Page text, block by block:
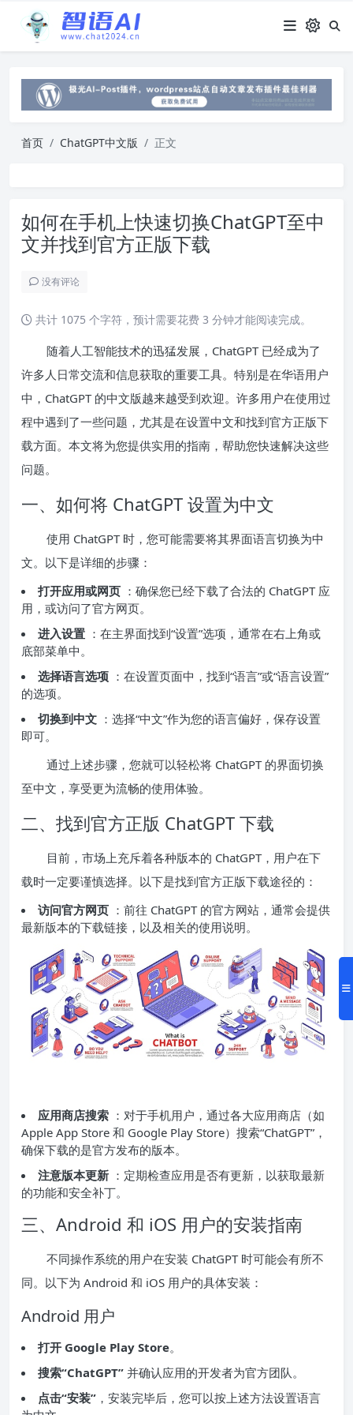
首页 ChatGPT中文版 正文
如何在手机上快速切换ChatGPT至中
文并找到官方正版下载
没有评论
共计 1075 个字符，预计需要花费 3 分钟才能阅读完成。
随着人工智能技术的迅猛发展，ChatGPT 已经成为了
许多人日常交流和信息获取的重要工具。特别是在华语用户
中，ChatGPT 的中文版越来越受到欢迎。许多用户在使用过
程中遇到了一些问题，尤其是在设置中文和找到官方正版下
载方面。本文将为您提供实用的指南，帮助您快速解决这些
问题。
一、如何将 ChatGPT 设置为中文
使用 ChatGPT 时，您可能需要将其界面语言切换为中
文。以下是详细的步骤：
打开应用或网页 ：确保您已经下载了合法的 ChatGPT 应
用，或访问了官方网页。
进入设置 ：在主界面找到“设置”选项，通常在右上角或
底部菜单中。
选择语言选项 ：在设置页面中，找到“语言”或“语言设置”
的选项。
切换到中文 ：选择“中文”作为您的语言偏好，保存设置
即可。
通过上述步骤，您就可以轻松将 ChatGPT 的界面切换
至中文，享受更为流畅的使用体验。
二、找到官方正版 ChatGPT 下载
目前，市场上充斥着各种版本的 ChatGPT，用户在下
载时一定要谨慎选择。以下是找到官方正版下载途径的：
访问官方网页 ：前往 ChatGPT 的官方网站，通常会提供
最新版本的下载链接，以及相关的使用说明。
应用商店搜索 ：对于手机用户，通过各大应用商店（如
Apple App Store 和 Google Play Store）搜索“ChatGPT”，
确保下载的是官方发布的版本。
注意版本更新 ：定期检查应用是否有更新，以获取最新
的功能和安全补丁。
三、Android 和 iOS 用户的安装指南
不同操作系统的用户在安装 ChatGPT 时可能会有所不
同。以下为 Android 和 iOS 用户的具体安装：
Android 用户
打开 Google Play Store。
搜索“ChatGPT” 并确认应用的开发者为官方团队。
点击“安装” ，安装完毕后，您可以按上述方法设置语言